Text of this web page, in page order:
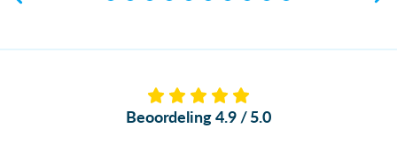
Beoordeling 4.9 / 5.0